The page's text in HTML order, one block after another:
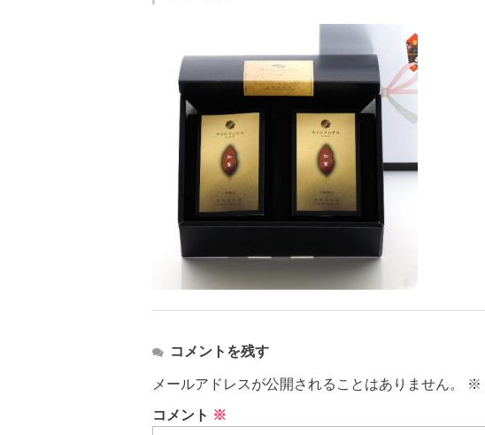
コメントを残す
メールアドレスが公開されることはありません。 ※
コメント ※